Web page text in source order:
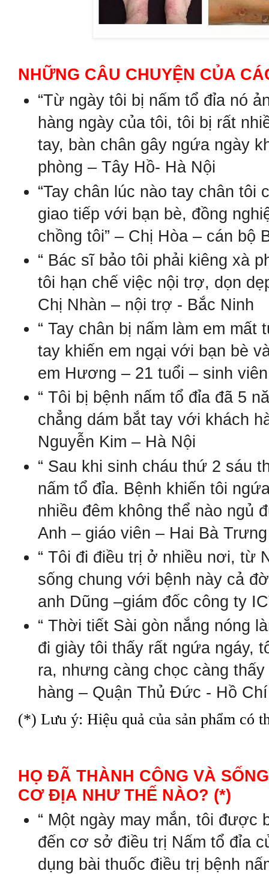
NHỮNG CÂU CHUYỆN CỦA
“Từ ngày tôi bị nấm tổ đỉa nó
hàng ngày của tôi, tôi bị rất
tay, bàn chân gây ngứa ngày
phòng – Tây Hồ- Hà Nội
“Tay chân lúc nào tay chân tôi
giao tiếp với bạn bè, đồng
chồng tôi” – Chị Hòa – cán bộ
“ Bác sĩ bảo tôi phải kiêng xà
tôi hạn chế việc nội trợ, dọn
Chị Nhàn – nội trợ - Bắc Ninh
“ Tay chân bị nấm làm em
tay khiến em ngại với bạn bè
em Hương – 21 tuổi – sinh
“ Tôi bị bệnh nấm tổ đỉa đã 5
chẳng dám bắt tay với khách
Nguyễn Kim – Hà Nội
“ Sau khi sinh cháu thứ 2 sáu
nấm tổ đỉa. Bệnh khiến tôi
nhiều đêm không thể nào ngủ
Anh – giáo viên – Hai Bà
“ Tôi đi điều trị ở nhiều nơi, từ
sống chung với bệnh này cả
anh Dũng –giám đốc công ty
“ Thời tiết Sài gòn nắng nóng
đi giày tôi thấy rất ngứa ngáy,
ra, nhưng càng chọc càng
hàng – Quận Thủ Đức - Hồ
(*) Lưu ý: Hiệu quả của sản phẩm có
HỌ ĐÃ THÀNH CÔNG VÀ S
CƠ ĐỊA NHƯ THẾ NÀO? (*)
“ Một ngày may mắn, tôi được
đến cơ sở điều trị Nấm tổ đỉa
dụng bài thuốc điều trị bệnh